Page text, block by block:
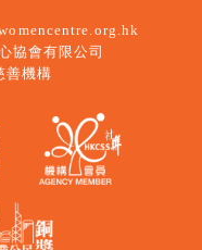
協會有限公司
善機構